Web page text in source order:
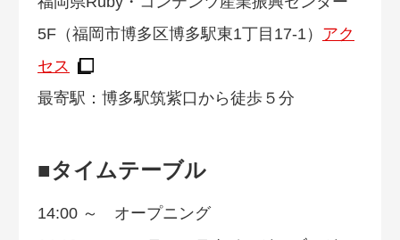
5F（福岡市博多区博多駅東1丁目17-1） アク
セス
最寄駅：博多駅筑紫口から徒歩５分
■タイムテーブル
14:00 ～ オープニング